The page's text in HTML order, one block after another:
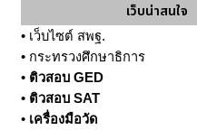
เว็บน่าสนใจ
• เว็บไซต์ สพฐ.
• กระทรวงศึกษาธิการ
• ติวสอบ GED
• ติวสอบ SAT
• เครื่องมือวัด